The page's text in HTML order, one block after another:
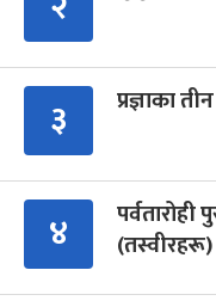
३ प्रज्ञाका
४
पर्वतारोही
(तस्वीरहरू)